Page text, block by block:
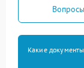
Какие